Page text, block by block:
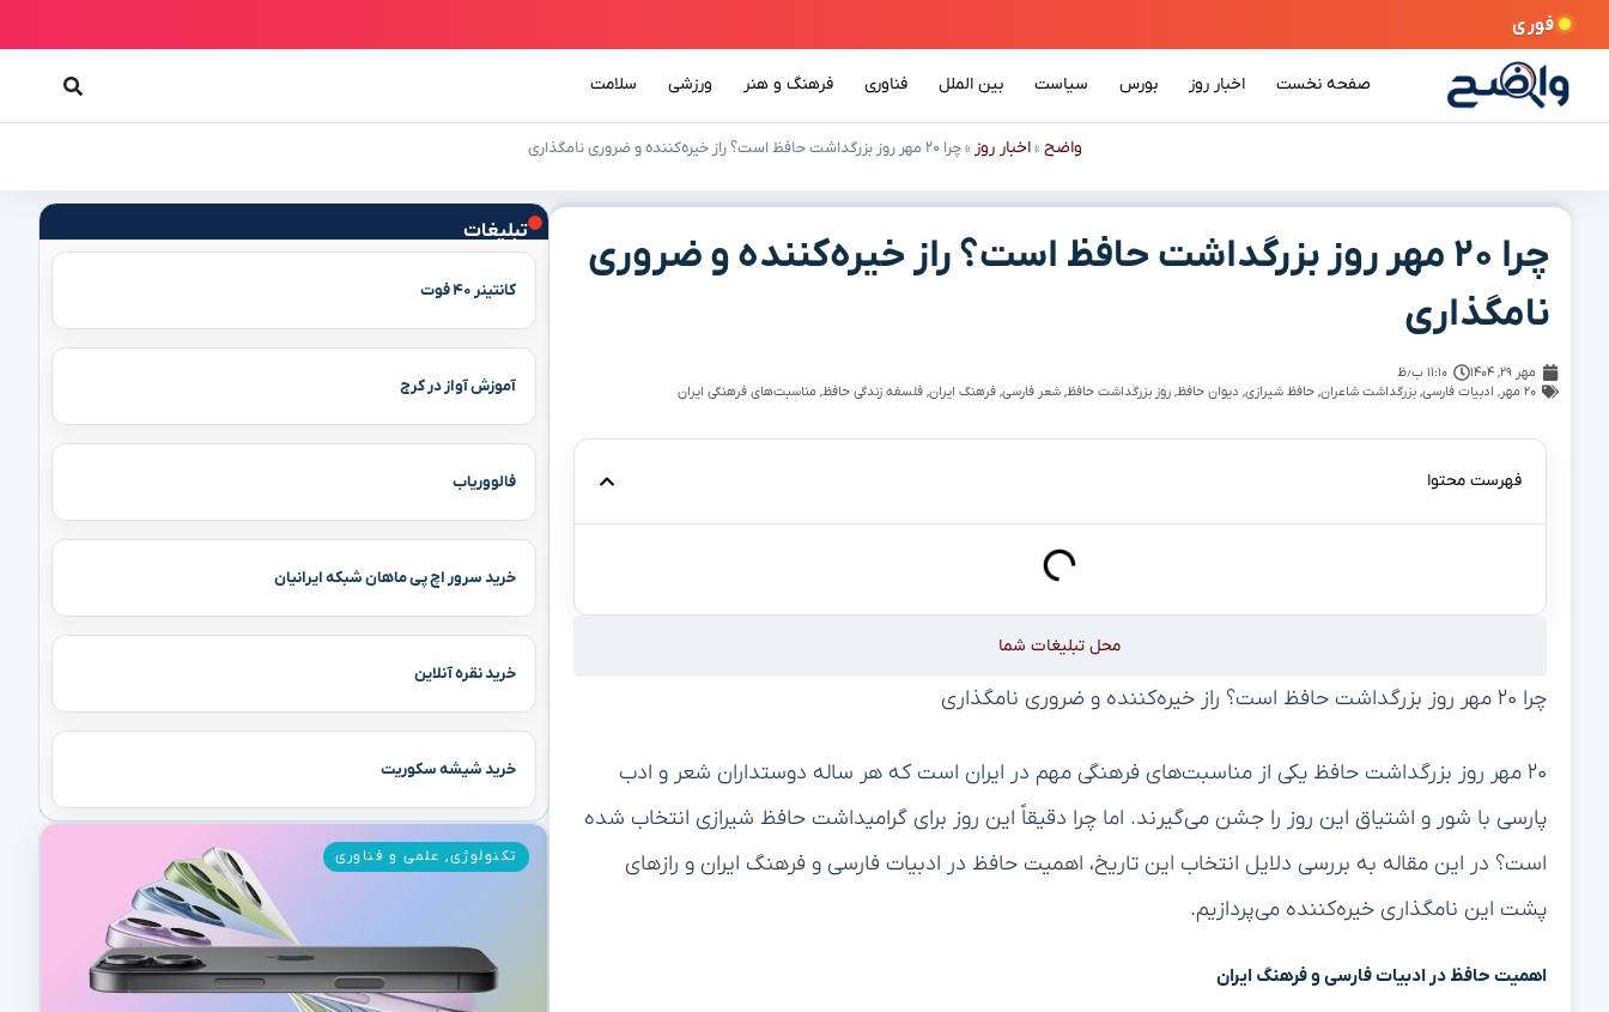
فوری
صفحه نخست اخبار روز بورس سیاست بین الملل فناوری فرهنگ و هنر ورزشی سلامت
واضح »اخبار روز »چرا ۲۰ مهر روز بزرگداشت حافظ است؟ راز خیره‌کننده و ضروری نامگذاری
تبلیغات
کانتینر ۴۰ فوت
آموزش آواز در کرج
فالووریاب
خرید سرور اچ پی ماهان شبکه ایرانیان
خرید نقره آنلاین
خرید شیشه سکوریت
تکنولوژی, علمی و فناوری
چرا ۲۰ مهر روز بزرگداشت حافظ است؟ راز خیره‌کننده و ضروری
نامگذاری
مهر ۲۹, ۱۴۰۴
۱۱:۱۰ ب٫ظ
۲۰ مهر
, ادبیات فارسی,بزرگداشت شاعران,حافظ شیرازی, دیوان حافظ,روز بزرگداشت حافظ,شعر فارسی,فرهنگ ایران,فلسفه زندگی حافظ, مناسبت‌های فرهنگی ایران
فهرست محتوا
محل تبلیغات شما
چرا ۲۰ مهر روز بزرگداشت حافظ است؟ راز خیره‌کننده و ضروری نامگذاری
۲۰ مهر روز بزرگداشت حافظ یکی از مناسبت‌های فرهنگی مهم در ایران است که هر ساله دوستداران شعر و ادب
پارسی با شور و اشتیاق این روز را جشن می‌گیرند. اما چرا دقیقاً این روز برای گرامیداشت حافظ شیرازی انتخاب شده
است؟ در این مقاله به بررسی دلایل انتخاب این تاریخ، اهمیت حافظ در ادبیات فارسی و فرهنگ ایران و رازهای
پشت این نامگذاری خیره‌کننده می‌پردازیم.
اهمیت حافظ در ادبیات فارسی و فرهنگ ایران